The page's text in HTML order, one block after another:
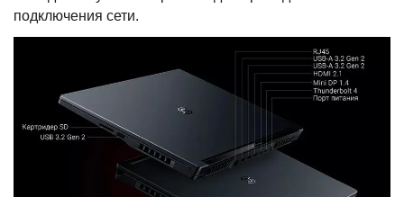
подключения сети.